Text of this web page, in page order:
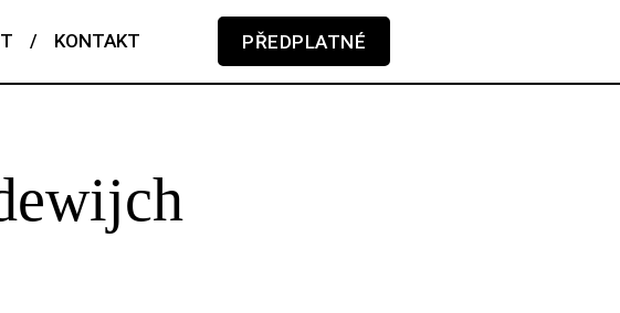
/ KONTAKT PŘEDPLATNÉ